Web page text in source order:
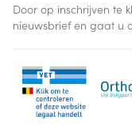
Door op inschrijven te
nieuwsbrief en gaat u